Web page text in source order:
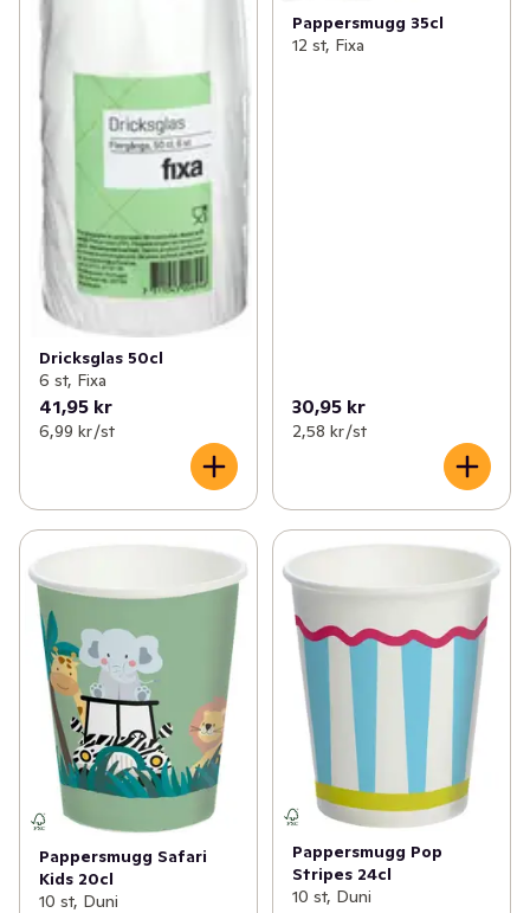
Dricksglas 50cl
6 st, Fixa
41,95 kr
6,99 kr /st
Pappersmugg 35cl
12 st, Fixa
30,95 kr
2,58 kr /st
Pappersmugg Safari
Kids 20cl
10 st, Duni
Pappersmugg Pop
Stripes 24cl
10 st, Duni